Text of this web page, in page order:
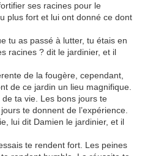
ses racines pour le
plus fort et lui ont donné ce dont
tu as passé à lutter, tu étais en
racines ? dit le jardinier, et il
de la fougère, cependant,
de ce jardin un lieu magnifique.
ta vie. Les bons jours te
te donnent de l’expérience.
lui dit Damien le jardinier, et il
te rendent fort. Les peines